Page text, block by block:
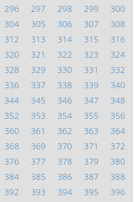
296 297 298 299
300
304 305 306 307
308
312 313 314 315
316
320 321 322 323
324
328 329 330 331
332
336 337 338 339
340
344 345 346 347
348
352 353 354 355
356
360 361 362 363
364
368 369 370 371
372
376 377 378 379
380
384 385 386 387
388
392 393 394 395
396